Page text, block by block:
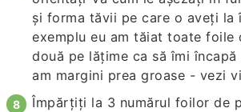
și forma tăvii pe care o aveți la
exemplu eu am tăiat toate foile
două pe lățime ca să îmi încapă
am margini prea groase - vezi
Împărțiți la 3 numărul foilor de